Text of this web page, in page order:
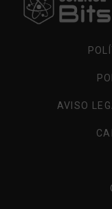
AVISO
REGIÓN